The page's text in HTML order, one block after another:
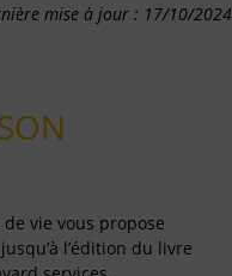
mise à jour : 17/10/2024
vie vous propose
l’édition du livre